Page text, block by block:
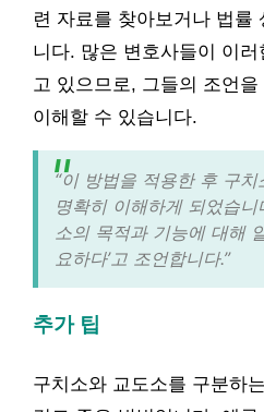
련 자료를 찾아보거나 법률
니다. 많은 변호사들이 이
고 있으므로, 그들의 조언
이해할 수 있습니다.
“이 방법을 적용한 후 구
명확히 이해하게 되었습니
소의 목적과 기능에 대해
요하다’고 조언합니다.”
추가 팁
구치소와 교도소를 구분하